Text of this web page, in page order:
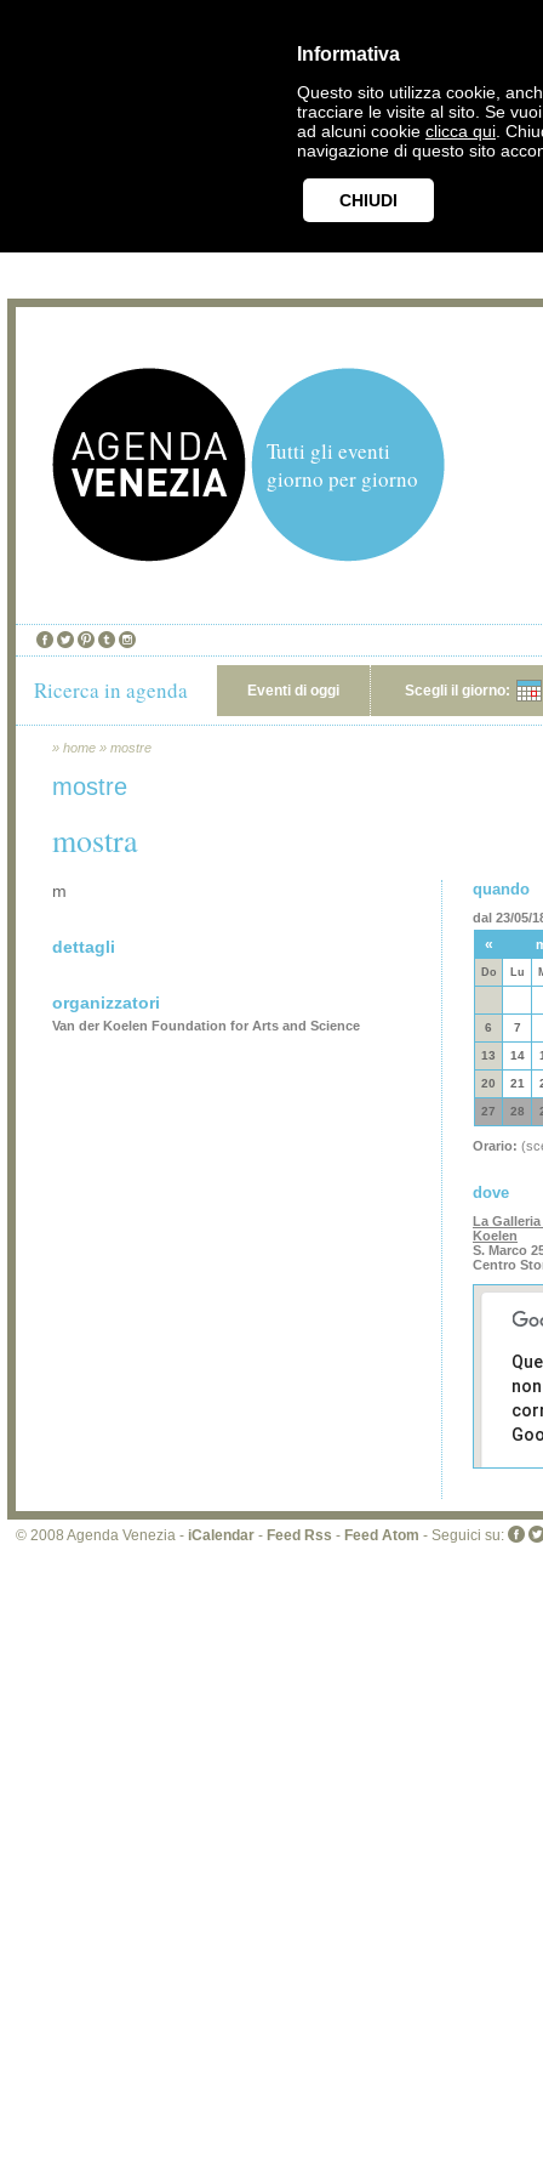
Informativa
Questo sito utilizza cookie,
tracciare le visite al sito. Se
ad alcuni cookie clicca qui .
navigazione di questo sito
CHIUDI
Tutti gli eventi
giorno per giorno
Ricerca in agenda Eventi di oggi Scegli il giorno:
» home » mostre
mostre
mostra
m
dettagli
organizzatori
Van der Koelen Foundation for Arts and Science
quando
dal 23/05/
«
Do Lu
6 7
13 14
20 21
27 28
Orario:
dove
La
Koelen
S. Marco
Centro
di
sito
© 2008 Agenda Venezia - iCalendar - Feed Rss - Feed Atom - Seguici su: